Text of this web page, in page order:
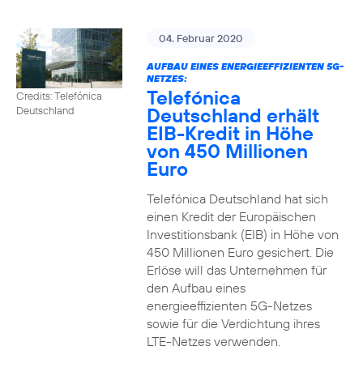
Credits: Telefónica
Deutschland
04. Februar 2020
AUFBAU EINES ENERGIEEFFIZIENTEN 5G-
NETZES:
Telefónica
Deutschland erhält
EIB-Kredit in Höhe
von 450 Millionen
Euro
Telefónica Deutschland hat sich
einen Kredit der Europäischen
Investitionsbank (EIB) in Höhe von
450 Millionen Euro gesichert. Die
Erlöse will das Unternehmen für
den Aufbau eines
energieeffizienten 5G-Netzes
sowie für die Verdichtung ihres
LTE-Netzes verwenden.